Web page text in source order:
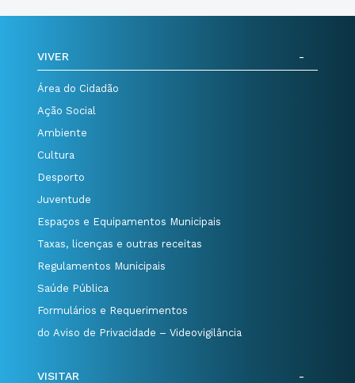
VIVER
Área do Cidadão
Ação Social
Ambiente
Cultura
Desporto
Juventude
Espaços e Equipamentos Municipais
Taxas, licenças e outras receitas
Regulamentos Municipais
Saúde Pública
Formulários e Requerimentos
do Aviso de Privacidade – Videovigilância
VISITAR